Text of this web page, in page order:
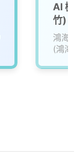
AI 機
竹)
鴻海精
(鴻海)